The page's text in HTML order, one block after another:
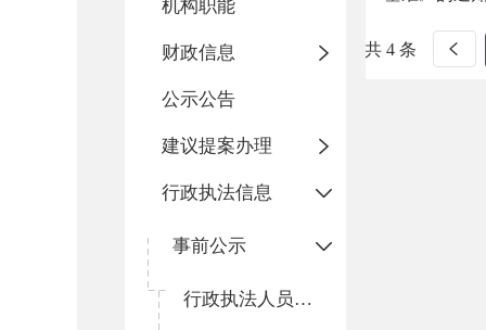
机构职能
财政信息
公示公告
建议提案办理
行政执法信息
事前公示
行政执法人员公示
共 4 条